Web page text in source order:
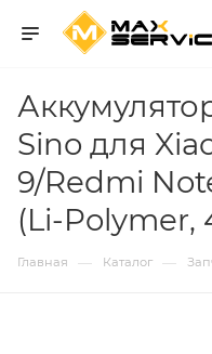
Sino для
9/Redmi
(Li-Polymer,
Главная — Каталог —